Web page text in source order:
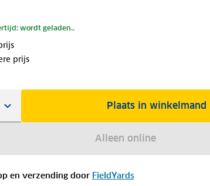
wordt geladen..
prijs
Plaats in winkelmand
Alleen online
en verzending door FieldYards